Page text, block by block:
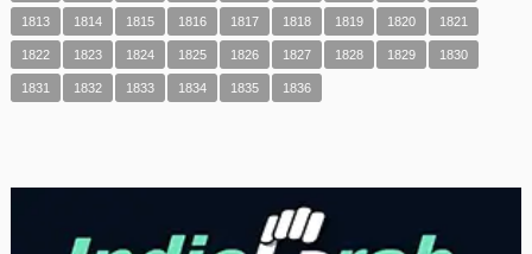
1813 1814 1815 1816 1817 1818 1819 1820 1821
1822 1823 1824 1825 1826 1827 1828 1829 1830
1831 1832 1833 1834 1835 1836